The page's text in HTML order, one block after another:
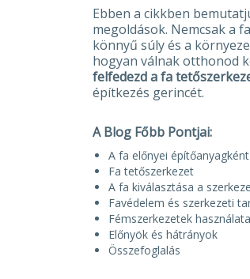
Ebben a cikkben
megoldások. Nemcsak a
könnyű súly és a
hogyan válnak otthonod
felfedezd a fa
építkezés gerincét.
A Blog Főbb Pontjai:
A fa előnyei építőanyagként
Fa tetőszerkezet
A fa kiválasztása a
Favédelem és szerkezeti
Fémszerkezetek használata
Előnyök és hátrányok
Összefoglalás